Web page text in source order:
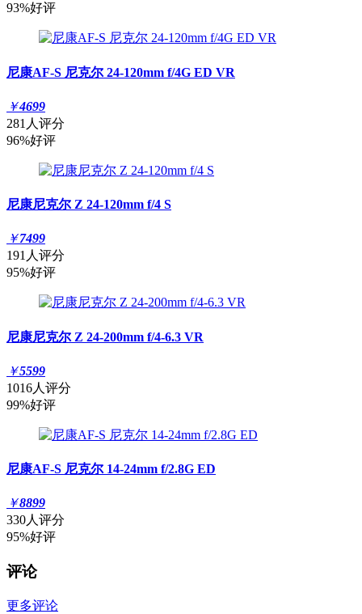
93%好评
尼康AF-S 尼克尔 24-120mm f/4G ED VR
￥4699
281人评分
96%好评
尼康尼克尔 Z 24-120mm f/4 S
￥7499
191人评分
95%好评
尼康尼克尔 Z 24-200mm f/4-6.3 VR
￥5599
1016人评分
99%好评
尼康AF-S 尼克尔 14-24mm f/2.8G ED
￥8899
330人评分
95%好评
评论
更多评论